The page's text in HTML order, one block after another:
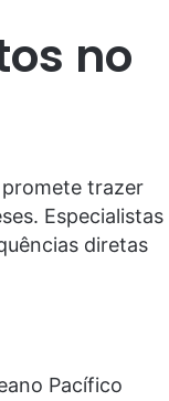
no
trazer
Especialistas
diretas
Pacífico